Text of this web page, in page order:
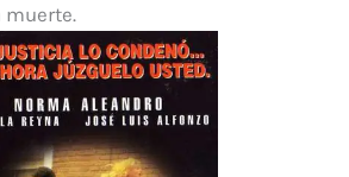
muerte.